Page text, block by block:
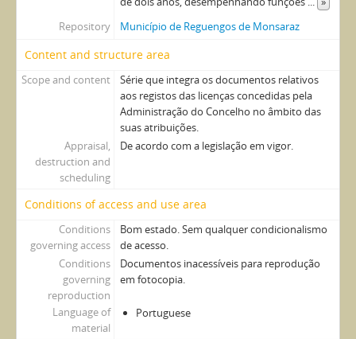
Repository
Município de Reguengos de Monsaraz
Content and structure area
Scope and content
Série que integra os documentos relativos
aos registos das licenças concedidas pela
Administração do Concelho no âmbito das
suas atribuições.
Appraisal,
destruction and
scheduling
De acordo com a legislação em vigor.
Conditions of access and use area
Conditions
governing access
Bom estado. Sem qualquer condicionalismo
de acesso.
Conditions
governing
reproduction
Documentos inacessíveis para reprodução
em fotocopia.
Language of
material
Portuguese